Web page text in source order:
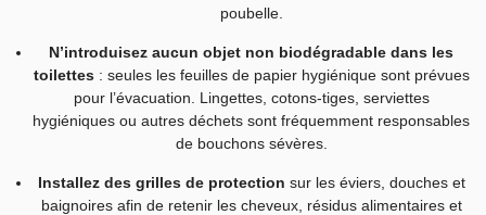
poubelle.
N’introduisez aucun objet non biodégradable dans les
toilettes: seules les feuilles de papier hygiénique sont prévues
pour l’évacuation. Lingettes, cotons-tiges, serviettes
hygiéniques ou autres déchets sont fréquemment responsables
de bouchons sévères.
Installez des grilles de protection sur les éviers, douches et
baignoires afin de retenir les cheveux, résidus alimentaires et